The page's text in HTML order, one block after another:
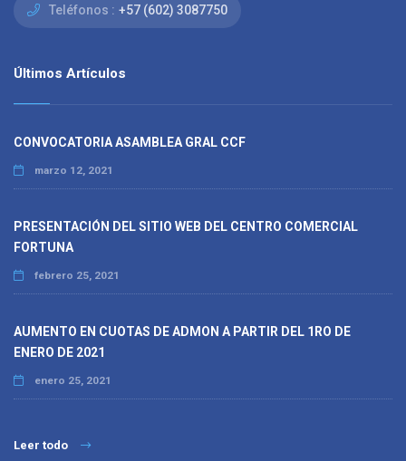
Teléfonos : +57 (602) 3087750
Últimos Artículos
CONVOCATORIA ASAMBLEA GRAL CCF
marzo 12, 2021
PRESENTACIÓN DEL SITIO WEB DEL CENTRO COMERCIAL
FORTUNA
febrero 25, 2021
AUMENTO EN CUOTAS DE ADMON A PARTIR DEL 1RO DE
ENERO DE 2021
enero 25, 2021
Leer todo